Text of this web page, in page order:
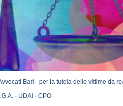
Bari - per la tutela delle vittime da
- UDAI - CPO